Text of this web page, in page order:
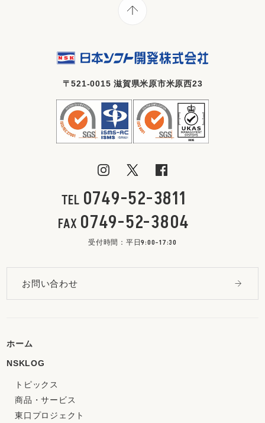
〒521-0015 滋賀県米原市米原西23
TEL 0749-52-3811
FAX 0749-52-3804
受付時間：平日9:00-17:30
お問い合わせ
ホーム
NSKLOG
トピックス
商品・サービス
東口プロジェクト